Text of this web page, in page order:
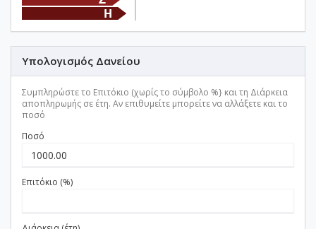
Υπολογισμός Δανείου
Συμπληρώστε το Επιτόκιο (χωρίς το σύμβολο %} και τη Διάρκεια
αποπληρωμής σε έτη. Αν επιθυμείτε μπορείτε να αλλάξετε και το
ποσό
Ποσό
Επιτόκιο (%)